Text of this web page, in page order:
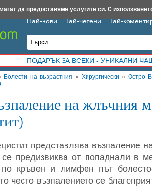
Болести на възрастния » Хирургически » Остро
на жлъчния
представлява възпаление
се предизвиква от попаднали в
кръвен и лимфен път болесто-
често възпалението се
Най-нови Най-четени Най-
ПОДАРЪК ЗА ВСЕКИ - УНИКАЛНИ
Kak-da.com Iztochnik.com BauBau.bg NewAge.bg
да предоставяме услугите си. С